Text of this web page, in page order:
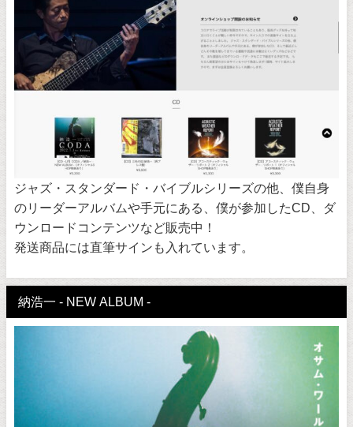
ジャズ・スタンダード・バイブルシリーズの他、僕自身
のリーダーアルバムや手元にある、僕が参加したCD、ダ
ウンロードコンテンツなど販売中！
発送商品には直筆サインも入れています。
納浩一 - NEW ALBUM -